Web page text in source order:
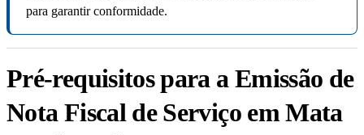
para garantir conformidade.
Pré-requisitos para a Emissão de
Nota Fiscal de Serviço em Mata